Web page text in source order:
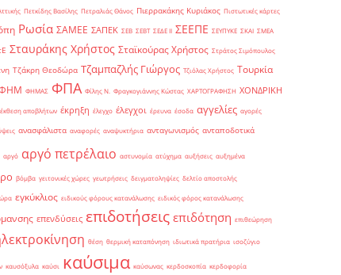
Πετκίδης Βασίλης Πετραλιάς Θάνος Πιερρακάκης Κυριάκος Πιστωτικές κάρτες
Ρωσία ΣΑΜΕΕ ΣΑΠΕΚ ΣΕΒ ΣΕΒΤ ΣΕΔΕ ΙΙ ΣΕΕΠΕ ΣΕΥΠΥΚΕ ΣΚΑΙ ΣΜΕΑ
Σταυράκης Χρήστος Σταϊκούρας Χρήστος Στράτος Σιμόπουλος
Τζάκρη Θεοδώρα Τζαμπαζλής Γιώργος Τζιόλας Χρήστος Τουρκία
ΦΗΜΑΣ ΦΠΑ Φίλης Ν. Φραγκογιάννης Κώστας ΧΑΡΤΟΓΡΑΦΗΣΗ ΧΟΝΔΡΙΚΗ
έκθεση αποβλήτων έκρηξη έλεγχο έλεγχοι έρευνα έσοδα αγγελίες αγορές
ανασφάλιστα αναφορές αναψυκτήρια ανταγωνισμός ανταποδοτικά
αργό αργό πετρέλαιο αστυνομία ατύχημα αυξήσεις αυξημένα
βόμβα γειτονικές χώρες γεωτρήσεις δειγματοληψίες δελτίο αποστολής
εγκύκλιος ειδικούς φόρους κατανάλωσης ειδικός φόρος κατανάλωσης
επενδύσεις επιδοτήσεις επιδότηση επιθεώρηση
θέση θερμική καταπόνηση ιδιωτικά πρατήρια ισοζύγιο
καυσόξυλα καύσι καύσιμα καύσωνας κερδοσκοπία κερδοφορία